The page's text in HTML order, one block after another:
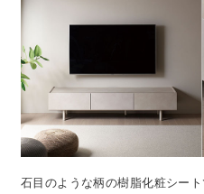
石目のような柄の樹脂化粧シー